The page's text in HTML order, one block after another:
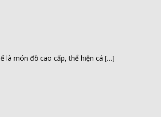
là món đồ cao cấp, thể hiện cá […]